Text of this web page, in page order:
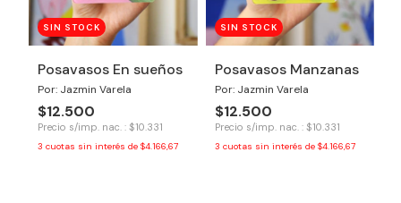
SIN STOCK
Posavasos En sueños
Por: Jazmin Varela
$12.500
Precio s/imp. nac. : $10.331
3 cuotas sin interés de $4.166,67
SIN STOCK
Posavasos Manzanas
Por: Jazmin Varela
$12.500
Precio s/imp. nac. : $10.331
3 cuotas sin interés de $4.166,67